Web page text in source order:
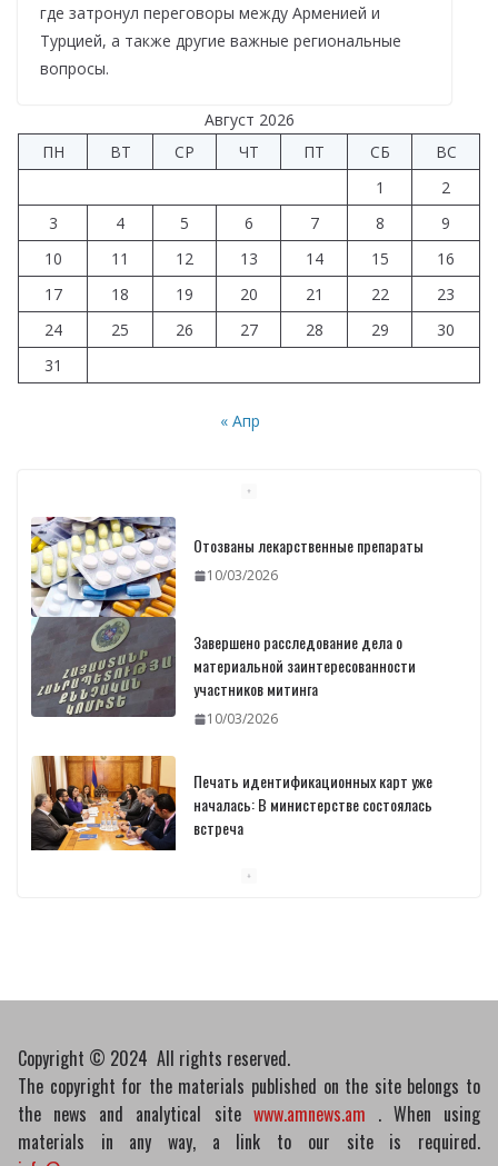
где затронул переговоры между Арменией и
Турцией, а также другие важные региональные
вопросы.
Август 2026
ПН
ВТ СР ЧТ ПТ СБ
ВС
1
2
3
4 5 6 7 8
9
10
11 12 13 14 15
16
17
18 19 20 21 22
23
24
25 26 27 28 29
30
31
« Апр
Отозваны лекарственные препараты
10/03/2026
Завершено расследование дела о
материальной заинтересованности
участников митинга
10/03/2026
Печать идентификационных карт уже
началась: В министерстве состоялась
встреча
Copyright © 2024 All rights reserved.
The copyright for the materials published on the site belongs to
the news and analytical site www.amnews.am . When using
materials in any way, a link to our site is required.